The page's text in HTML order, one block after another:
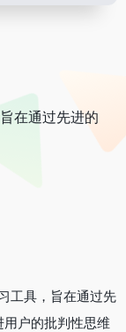
在通过先进的
工具，旨在通过先
户的批判性思维